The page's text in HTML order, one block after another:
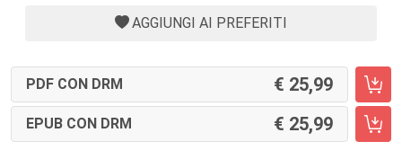
AGGIUNGI AI PREFERITI
PDF CON DRM 25,99
EPUB CON DRM 25,99